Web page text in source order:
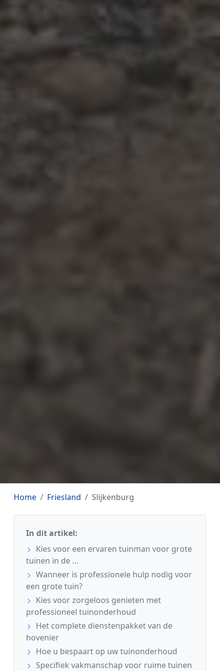
Home Friesland Slijkenburg
In dit artikel:
Kies voor een ervaren tuinman voor grote
tuinen in de …
Wanneer is professionele hulp nodig voor
een grote tuin?
Kies voor zorgeloos genieten met
professioneel tuinonderhoud
Het complete dienstenpakket van de
hovenier
Hoe u bespaart op uw tuinonderhoud
Specifiek vakmanschap voor ruime tuinen